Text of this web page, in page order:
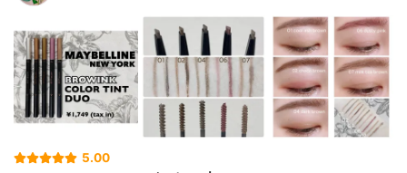
5.00